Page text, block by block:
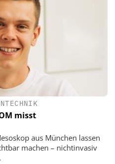
misst
aus München lassen
machen – nichtinvasiv